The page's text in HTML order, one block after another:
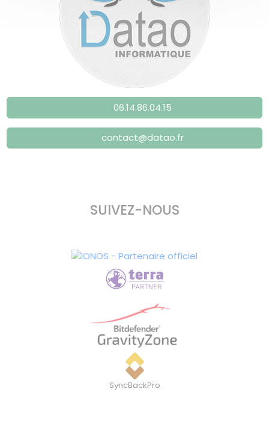
06.14.86.04.15
contact@datao.fr
SUIVEZ-NOUS
SyncBackPro